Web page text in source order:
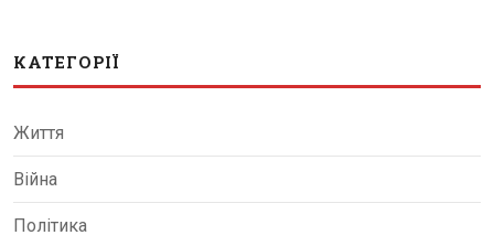
КАТЕГОРІЇ
Життя
Війна
Політика